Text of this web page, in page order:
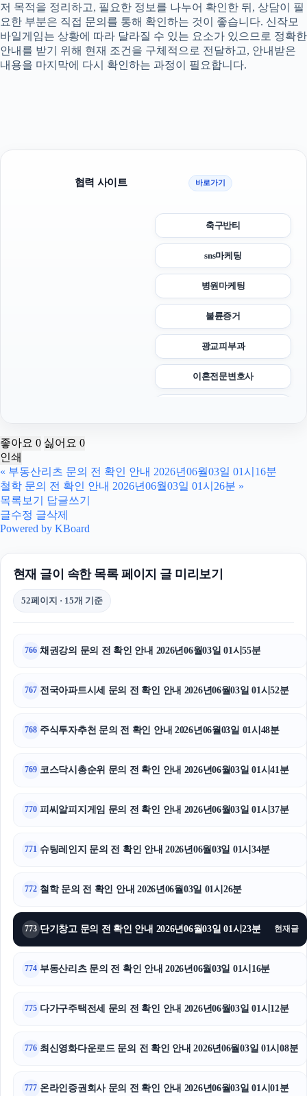
저 목적을 정리하고, 필요한 정보를 나누어 확인한 뒤, 상담이 필
요한 부분은 직접 문의를 통해 확인하는 것이 좋습니다. 신작모
바일게임는 상황에 따라 달라질 수 있는 요소가 있으므로 정확한
안내를 받기 위해 현재 조건을 구체적으로 전달하고, 안내받은
내용을 마지막에 다시 확인하는 과정이 필요합니다.
협력 사이트 바로가기
축구반티
sns마케팅
병원마케팅
불륜증거
광교피부과
이혼전문변호사
강동하수구막힘
강동구하수구막힘
야구반티
김해이혼전문변호사
인천하수구막힘
좋아요 0 싫어요 0
인쇄
« 부동산리츠 문의 전 확인 안내 2026년06월03일 01시16분
철학 문의 전 확인 안내 2026년06월03일 01시26분 »
목록보기
답글쓰기
글수정 글삭제
Powered by KBoard
현재 글이 속한 목록 페이지 글 미리보기
52페이지 · 15개 기준
766 채권강의 문의 전 확인 안내 2026년06월03일 01시55분
767 전국아파트시세 문의 전 확인 안내 2026년06월03일 01시52분
768 주식투자추천 문의 전 확인 안내 2026년06월03일 01시48분
769 코스닥시총순위 문의 전 확인 안내 2026년06월03일 01시41분
770 피씨알피지게임 문의 전 확인 안내 2026년06월03일 01시37분
771 슈팅레인지 문의 전 확인 안내 2026년06월03일 01시34분
772 철학 문의 전 확인 안내 2026년06월03일 01시26분
773 단기창고 문의 전 확인 안내 2026년06월03일 01시23분 현재글
774 부동산리츠 문의 전 확인 안내 2026년06월03일 01시16분
775 다가구주택전세 문의 전 확인 안내 2026년06월03일 01시12분
776 최신영화다운로드 문의 전 확인 안내 2026년06월03일 01시08분
777 온라인증권회사 문의 전 확인 안내 2026년06월03일 01시01분